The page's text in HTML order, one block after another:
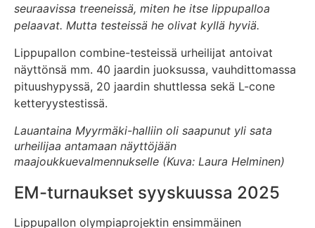
seuraavissa treeneissä, miten he itse lippupalloa
pelaavat. Mutta testeissä he olivat kyllä hyviä.
Lippupallon combine-testeissä urheilijat antoivat
näyttönsä mm. 40 jaardin juoksussa, vauhdittomassa
pituushypyssä, 20 jaardin shuttlessa sekä L-cone
ketteryystestissä.
Lauantaina Myyrmäki-halliin oli saapunut yli sata
urheilijaa antamaan näyttöjään
maajoukkuevalmennukselle (Kuva: Laura Helminen)
EM-turnaukset syyskuussa 2025
Lippupallon olympiaprojektin ensimmäinen